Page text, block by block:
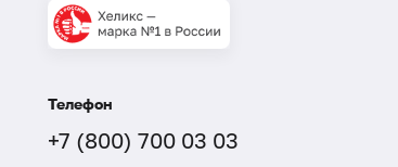
Телефон
+7 (800) 700 03 03